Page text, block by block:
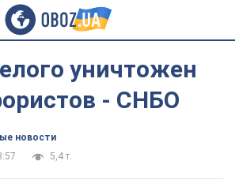
уничтожен
- СНБО
новости
5,4 т.